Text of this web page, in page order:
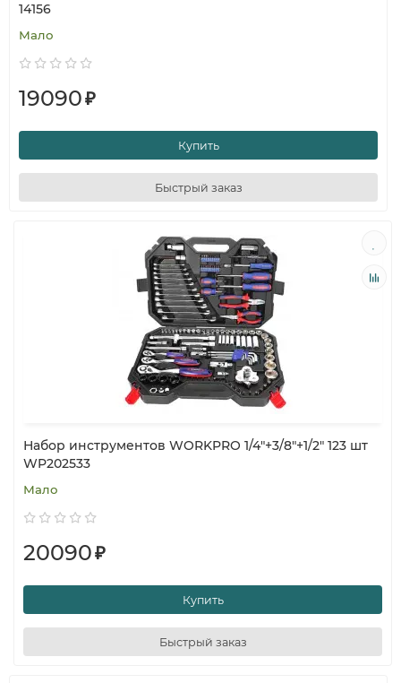
14156
Мало
19090₽
Купить
Быстрый заказ
Набор инструментов WORKPRO 1/4"+3/8"+1/2" 123 шт
WP202533
Мало
20090₽
Купить
Быстрый заказ